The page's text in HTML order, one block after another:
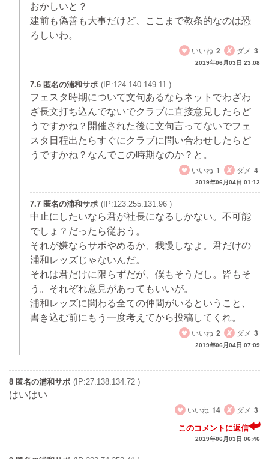
おかしいと？
建前も偽善も大事だけど、ここまで教条的なのは恐
ろしいわ。
いいね 2 ダメ 3
2019年06月03日 23:08
7.6 匿名の浦和サポ (IP:124.140.149.11 )
フェスタ時期について文句あるならネットでわざわ
ざ長文打ち込んでないでクラブに直接意見したらど
うですかね？開催された後に文句言ってないでフェ
スタ日程出たらすぐにクラブに問い合わせしたらど
うですかね？なんでこの時期なのか？と。
いいね 1 ダメ 4
2019年06月04日 01:12
7.7 匿名の浦和サポ (IP:123.255.131.96 )
中止にしたいなら君が社長になるしかない。不可能
でしょ？だったら従おう。
それが嫌ならサポやめるか、我慢しなよ。君だけの
浦和レッズじゃないんだ。
それは君だけに限らずだが、僕もそうだし。皆もそ
う。それぞれ意見があってもいいが。
浦和レッズに関わる全ての仲間がいるということ、
書き込む前にもう一度考えてから投稿してくれ。
いいね 2 ダメ 3
2019年06月04日 07:09
8 匿名の浦和サポ (IP:27.138.134.72 )
はいはい
いいね 14 ダメ 3
このコメントに返信
2019年06月03日 06:46